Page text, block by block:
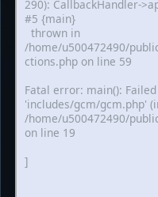
290): CallbackHandler-
#5 {main}
thrown in
/home/u500472490/
ctions.php on line 59
Fatal error: main():
'includes/gcm/gcm.php'
/home/u500472490/
on line 19
]